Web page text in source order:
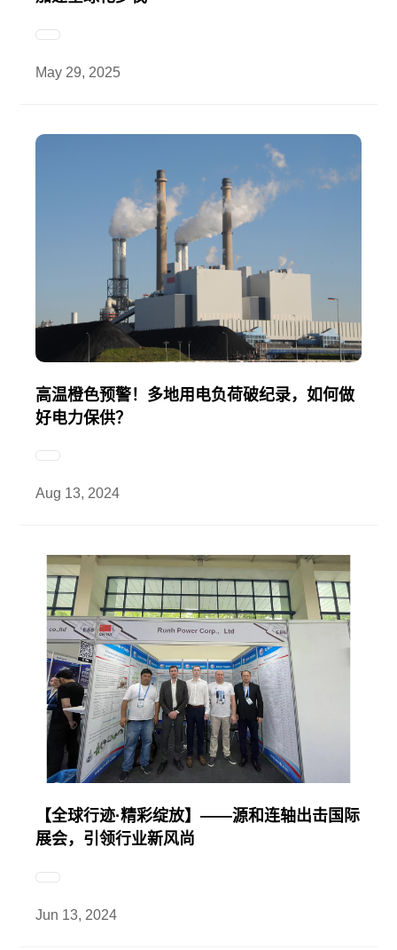
May 29, 2025
Aug 13, 2024
高温橙色预警！多地用电负荷破纪录，如何做
好电力保供？
Jun 13, 2024
【全球行迹·精彩绽放】——源和连轴出击国际
展会，引领行业新风尚